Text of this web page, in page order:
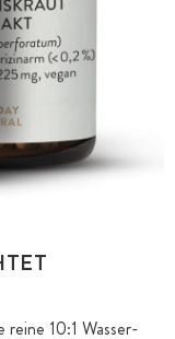
10:1 Wasser-